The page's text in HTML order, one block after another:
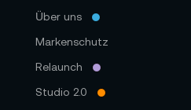
Über uns
Markenschutz
Relaunch
Studio 2.0